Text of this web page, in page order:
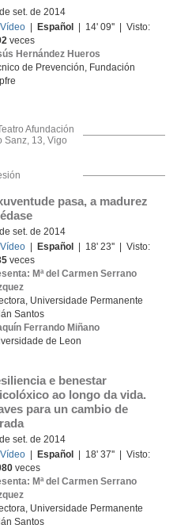
set. de 2014
Vídeo
Español
| 14' 09'' | Visto:
veces
Hernández Hueros
de Prevención, Fundación
Afundación
Sanz, 13, Vigo
pasa, a madurez
set. de 2014
Vídeo
Español
| 18' 23'' | Visto:
veces
Mª del Carmen Serrano
Universidade Permanente
Santos
Ferrando Miñano
de Leon
e benestar
ao longo da vida.
para un cambio de
set. de 2014
Vídeo
Español
| 18' 37'' | Visto:
veces
Mª del Carmen Serrano
Universidade Permanente
Santos